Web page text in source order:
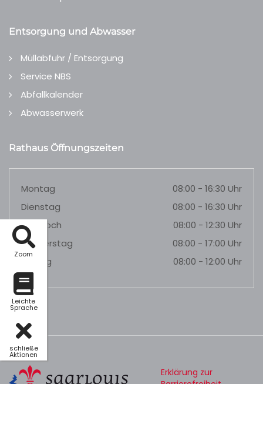
Zoom
Leichte
Sprache
schließe
Aktionen
Entsorgung und Abwasser
Müllabfuhr / Entsorgung
Service NBS
Abfallkalender
Abwasserwerk
Rathaus Öffnungszeiten
Montag
08:00 - 16:30 Uhr
Dienstag
08:00 - 16:30 Uhr
Mittwoch
08:00 - 12:30 Uhr
Donnerstag
08:00 - 17:00 Uhr
Freitag
08:00 - 12:00 Uhr
Erklärung zur
Barrierefreiheit